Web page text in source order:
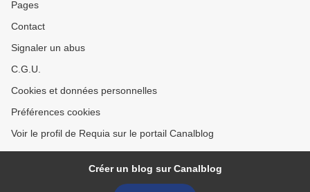
Pages
Contact
Signaler un abus
C.G.U.
Cookies et données personnelles
Préférences cookies
Voir le profil de Requia sur le portail Canalblog
Créer un blog sur Canalblog